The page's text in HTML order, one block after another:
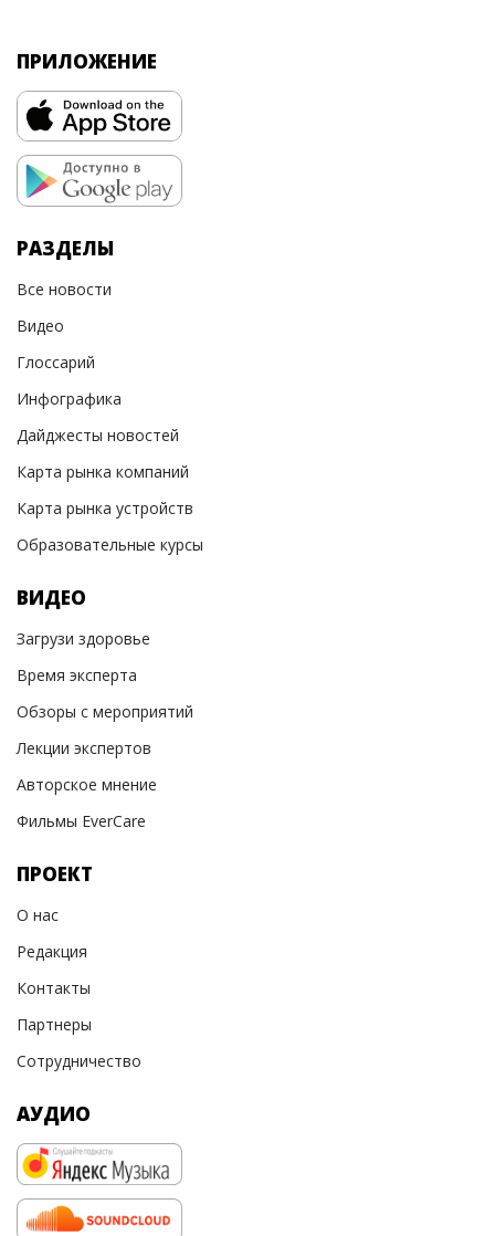
ПРИЛОЖЕНИЕ
РАЗДЕЛЫ
Все новости
Видео
Глоссарий
Инфографика
Дайджесты новостей
Карта рынка компаний
Карта рынка устройств
Образовательные курсы
ВИДЕО
Загрузи здоровье
Время эксперта
Обзоры с мероприятий
Лекции экспертов
Авторское мнение
Фильмы EverCare
ПРОЕКТ
О нас
Редакция
Контакты
Партнеры
Сотрудничество
АУДИО